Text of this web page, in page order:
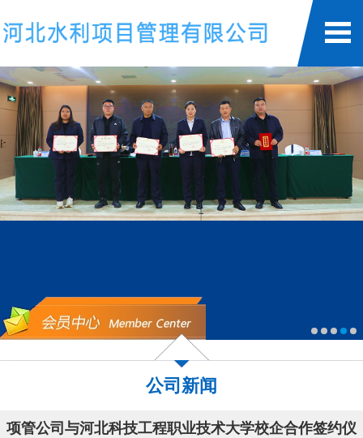
公司新闻
项管公司与河北科技工程职业技术大学校企合作签约仪